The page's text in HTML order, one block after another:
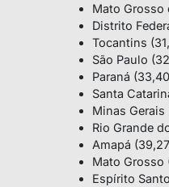
Mato Grosso
Distrito
Tocantins
São Paulo
Paraná
Santa
Minas Gerais
Rio Grande
Amapá
Mato Grosso
Espírito